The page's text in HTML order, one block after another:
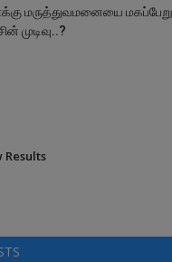
மருத்துவமனையை
முடிவு..?
Results